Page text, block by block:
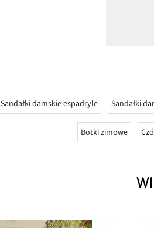
Sandałki damskie espadryle Sandałki
Botki zimowe